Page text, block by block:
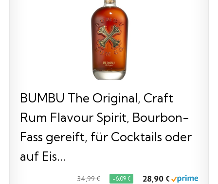
BUMBU The Original, Craft
Rum Flavour Spirit, Bourbon-
Fass gereift, für Cocktails oder
auf Eis...
34,99 € −6,09 € 28,90 €